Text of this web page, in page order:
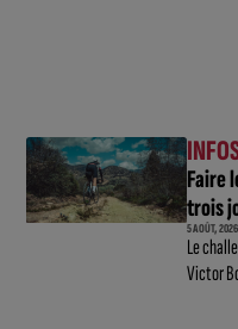
Faire
trois
5 AOÛT, 2026
Le
Victor